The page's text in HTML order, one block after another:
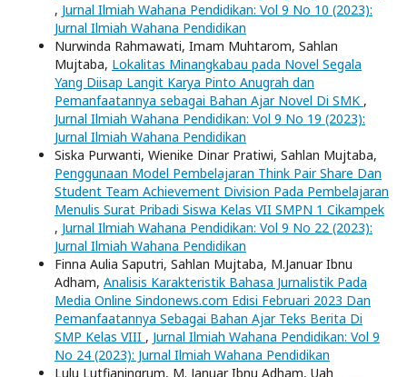
, Jurnal Ilmiah Wahana Pendidikan: Vol 9 No 10 (2023):
Jurnal Ilmiah Wahana Pendidikan
Nurwinda Rahmawati, Imam Muhtarom, Sahlan
Mujtaba, Lokalitas Minangkabau pada Novel Segala
Yang Diisap Langit Karya Pinto Anugrah dan
Pemanfaatannya sebagai Bahan Ajar Novel Di SMK ,
Jurnal Ilmiah Wahana Pendidikan: Vol 9 No 19 (2023):
Jurnal Ilmiah Wahana Pendidikan
Siska Purwanti, Wienike Dinar Pratiwi, Sahlan Mujtaba,
Penggunaan Model Pembelajaran Think Pair Share Dan
Student Team Achievement Division Pada Pembelajaran
Menulis Surat Pribadi Siswa Kelas VII SMPN 1 Cikampek
, Jurnal Ilmiah Wahana Pendidikan: Vol 9 No 22 (2023):
Jurnal Ilmiah Wahana Pendidikan
Finna Aulia Saputri, Sahlan Mujtaba, M.Januar Ibnu
Adham, Analisis Karakteristik Bahasa Jurnalistik Pada
Media Online Sindonews.com Edisi Februari 2023 Dan
Pemanfaatannya Sebagai Bahan Ajar Teks Berita Di
SMP Kelas VIII , Jurnal Ilmiah Wahana Pendidikan: Vol 9
No 24 (2023): Jurnal Ilmiah Wahana Pendidikan
Lulu Lutfianingrum, M. Januar Ibnu Adham, Uah